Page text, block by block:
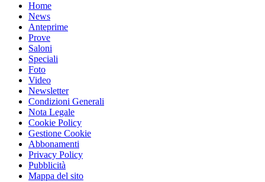
Home
News
Anteprime
Prove
Saloni
Speciali
Foto
Video
Newsletter
Condizioni Generali
Nota Legale
Cookie Policy
Gestione Cookie
Abbonamenti
Privacy Policy
Pubblicità
Mappa del sito